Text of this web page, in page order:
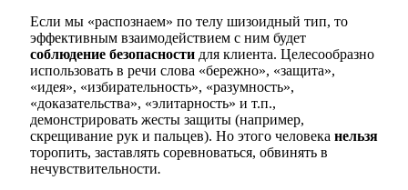
Если мы «распознаем» по телу шизоидный тип, то
эффективным взаимодействием с ним будет
соблюдение безопасности для клиента. Целесообразно
использовать в речи слова «бережно», «защита»,
«идея», «избирательность», «разумность»,
«доказательства», «элитарность» и т.п.,
демонстрировать жесты защиты (например,
скрещивание рук и пальцев). Но этого человека нельзя
торопить, заставлять соревноваться, обвинять в
нечувствительности.